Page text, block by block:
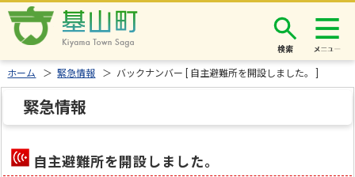
検索
ホーム ＞緊急情報 ＞ バックナンバー [ 自主避難所を開設しました。 ]
緊急情報
自主避難所を開設しました。